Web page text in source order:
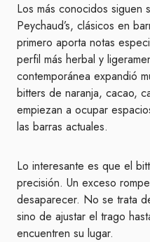
Los más conocidos siguen
Peychaud’s, clásicos en
primero aporta notas
perfil más herbal y
contemporánea expandió
bitters de naranja, cacao,
empiezan a ocupar
las barras actuales.
Lo interesante es que el
precisión. Un exceso
desaparecer. No se trata
sino de ajustar el trago
encuentren su lugar.